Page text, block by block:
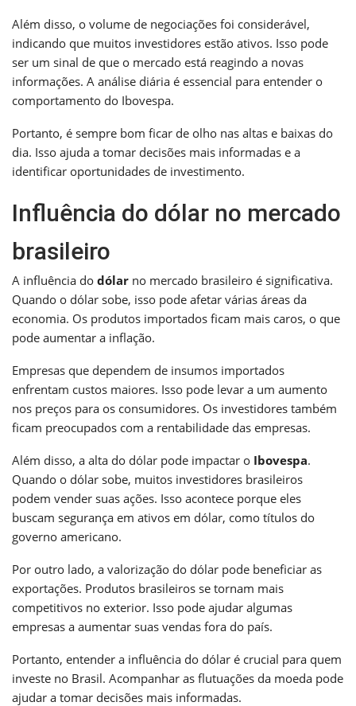
Além disso, o volume de negociações foi considerável,
indicando que muitos investidores estão ativos. Isso pode
ser um sinal de que o mercado está reagindo a novas
informações. A análise diária é essencial para entender o
comportamento do Ibovespa.
Portanto, é sempre bom ficar de olho nas altas e baixas do
dia. Isso ajuda a tomar decisões mais informadas e a
identificar oportunidades de investimento.
Influência do dólar no mercado
brasileiro
A influência do dólar no mercado brasileiro é significativa.
Quando o dólar sobe, isso pode afetar várias áreas da
economia. Os produtos importados ficam mais caros, o que
pode aumentar a inflação.
Empresas que dependem de insumos importados
enfrentam custos maiores. Isso pode levar a um aumento
nos preços para os consumidores. Os investidores também
ficam preocupados com a rentabilidade das empresas.
Além disso, a alta do dólar pode impactar o Ibovespa.
Quando o dólar sobe, muitos investidores brasileiros
podem vender suas ações. Isso acontece porque eles
buscam segurança em ativos em dólar, como títulos do
governo americano.
Por outro lado, a valorização do dólar pode beneficiar as
exportações. Produtos brasileiros se tornam mais
competitivos no exterior. Isso pode ajudar algumas
empresas a aumentar suas vendas fora do país.
Portanto, entender a influência do dólar é crucial para quem
investe no Brasil. Acompanhar as flutuações da moeda pode
ajudar a tomar decisões mais informadas.